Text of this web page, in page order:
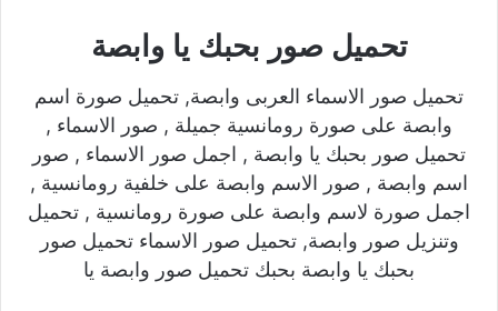
تحميل صور بحبك يا وابصة
تحميل صور الاسماء العربى وابصة, تحميل صورة اسم
وابصة على صورة رومانسية جميلة , صور الاسماء ,
تحميل صور بحبك يا وابصة , اجمل صور الاسماء , صور
اسم وابصة , صور الاسم وابصة على خلفية رومانسية ,
اجمل صورة لاسم وابصة على صورة رومانسية , تحميل
وتنزيل صور وابصة, تحميل صور الاسماء تحميل صور
بحبك يا وابصة بحبك تحميل صور وابصة يا